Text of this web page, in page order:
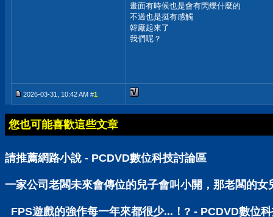
畫面有時候也是會有閃爍什麼的
不過也是挺有感觸
韓廠起來了
我們呢？
2026-03-31, 10:42 AM #1
您也可能喜歡這些文章
請推薦網路小說 - PCDVD數位科技討論區
一家公司老闆未來會傳位的兒子會叫小開，那老闆的
FPS遊戲的強作每一年來都很少...！? - PCDVD數位